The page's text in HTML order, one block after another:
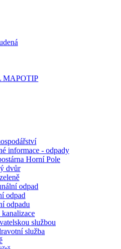
MAPOTIP
informace - odpady
Horní Pole
dvůr
odpad
odpad
odpadu
službou
služba